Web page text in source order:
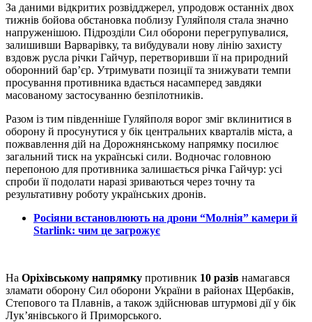
За даними відкритих розвідджерел, упродовж останніх двох
тижнів бойова обстановка поблизу Гуляйполя стала значно
напруженішою. Підрозділи Сил оборони перегрупувалися,
залишивши Варварівку, та вибудували нову лінію захисту
вздовж русла річки Гайчур, перетворивши її на природний
оборонний бар’єр. Утримувати позиції та знижувати темпи
просування противника вдається насамперед завдяки
масованому застосуванню безпілотників.
Разом із тим південніше Гуляйполя ворог зміг вклинитися в
оборону й просунутися у бік центральних кварталів міста, а
пожвавлення дій на Дорожнянському напрямку посилює
загальний тиск на українські сили. Водночас головною
перепоною для противника залишається річка Гайчур: усі
спроби її подолати наразі зриваються через точну та
результативну роботу українських дронів.
Росіяни встановлюють на дрони “Молнія” камери й
Starlink: чим це загрожує
На Оріхівському напрямку противник 10 разів намагався
зламати оборону Сил оборони України в районах Щербаків,
Степового та Плавнів, а також здійснював штурмові дії у бік
Лук’янівського й Приморського.